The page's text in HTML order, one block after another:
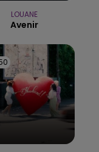
LOUANE
Avenir